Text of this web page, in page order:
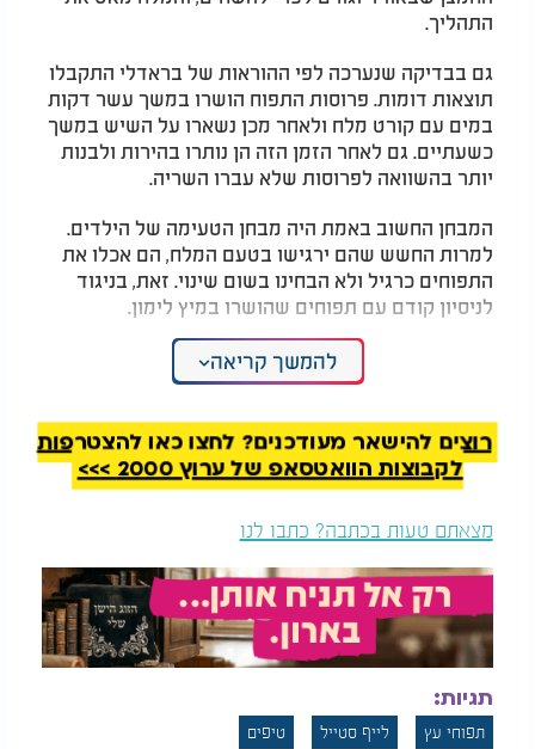
התהליך.
גם בבדיקה שנערכה לפי ההוראות של בראדלי התקבלו
תוצאות דומות. פרוסות התפוח הושרו במשך עשר דקות
במים עם קורט מלח ולאחר מכן נשארו על השיש במשך
כשעתיים. גם לאחר הזמן הזה הן נותרו בהירות ולבנות
יותר בהשוואה לפרוסות שלא עברו השריה.
המבחן החשוב באמת היה מבחן הטעימה של הילדים.
למרות החשש שהם ירגישו בטעם המלח, הם אכלו את
התפוחים כרגיל ולא הבחינו בשום שינוי. זאת, בניגוד
לניסיון קודם עם תפוחים שהושרו במיץ לימון.
המלצות נוספות
גם אחרי ניקיון יסודי: 6
המקומות בחדר הרחצה
שכמעט כולם מפספסים
הטרנד הבריאותי
שתופס תאוצה - ויכול
לשנות לכם את היום
מי שמתכנן להכין כמות גדולה יותר של תפוחים יכול
פשוט להגדיל את כמות המים והמלח. ההמלצה היא
להשתמש בכשתי כוסות מים וקורט מלח לכל תפוח, כך
שכל הפרוסות יהיו מכוסות במים.
להמשך קריאה
רוצים להישאר מעודכנים? לחצו כאן להצטרפות
לקבוצות הוואטסאפ של ערוץ 2000 >>>
מצאתם טעות בכתבה? כתבו לנו
תגיות:
תפוחי עץ לייף סטייל טיפים